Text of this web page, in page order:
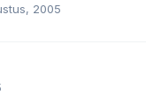
2005